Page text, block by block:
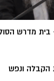
בית מדרש
הקבלה ונפש